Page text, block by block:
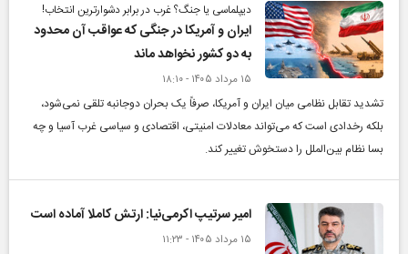
دیپلماسی یا جنگ؟ غرب در برابر دشوارترین انتخاب!
ایران و آمریکا در جنگی که عواقب آن محدود
به دو کشور نخواهد ماند
۱۵ مرداد ۱۴۰۵ - ۱۸:۱۰
تشدید تقابل نظامی میان ایران و آمریکا، صرفاً یک بحران دوجانبه تلقی نمی‌شود،
بلکه رخدادی است که می‌تواند معادلات امنیتی، اقتصادی و سیاسی غرب آسیا و چه
بسا نظام بین‌الملل را دستخوش تغییر کند.
امیر سرتیپ اکرمی‌نیا: ارتش کاملا آماده است
۱۵ مرداد ۱۴۰۵ - ۱۱:۲۳